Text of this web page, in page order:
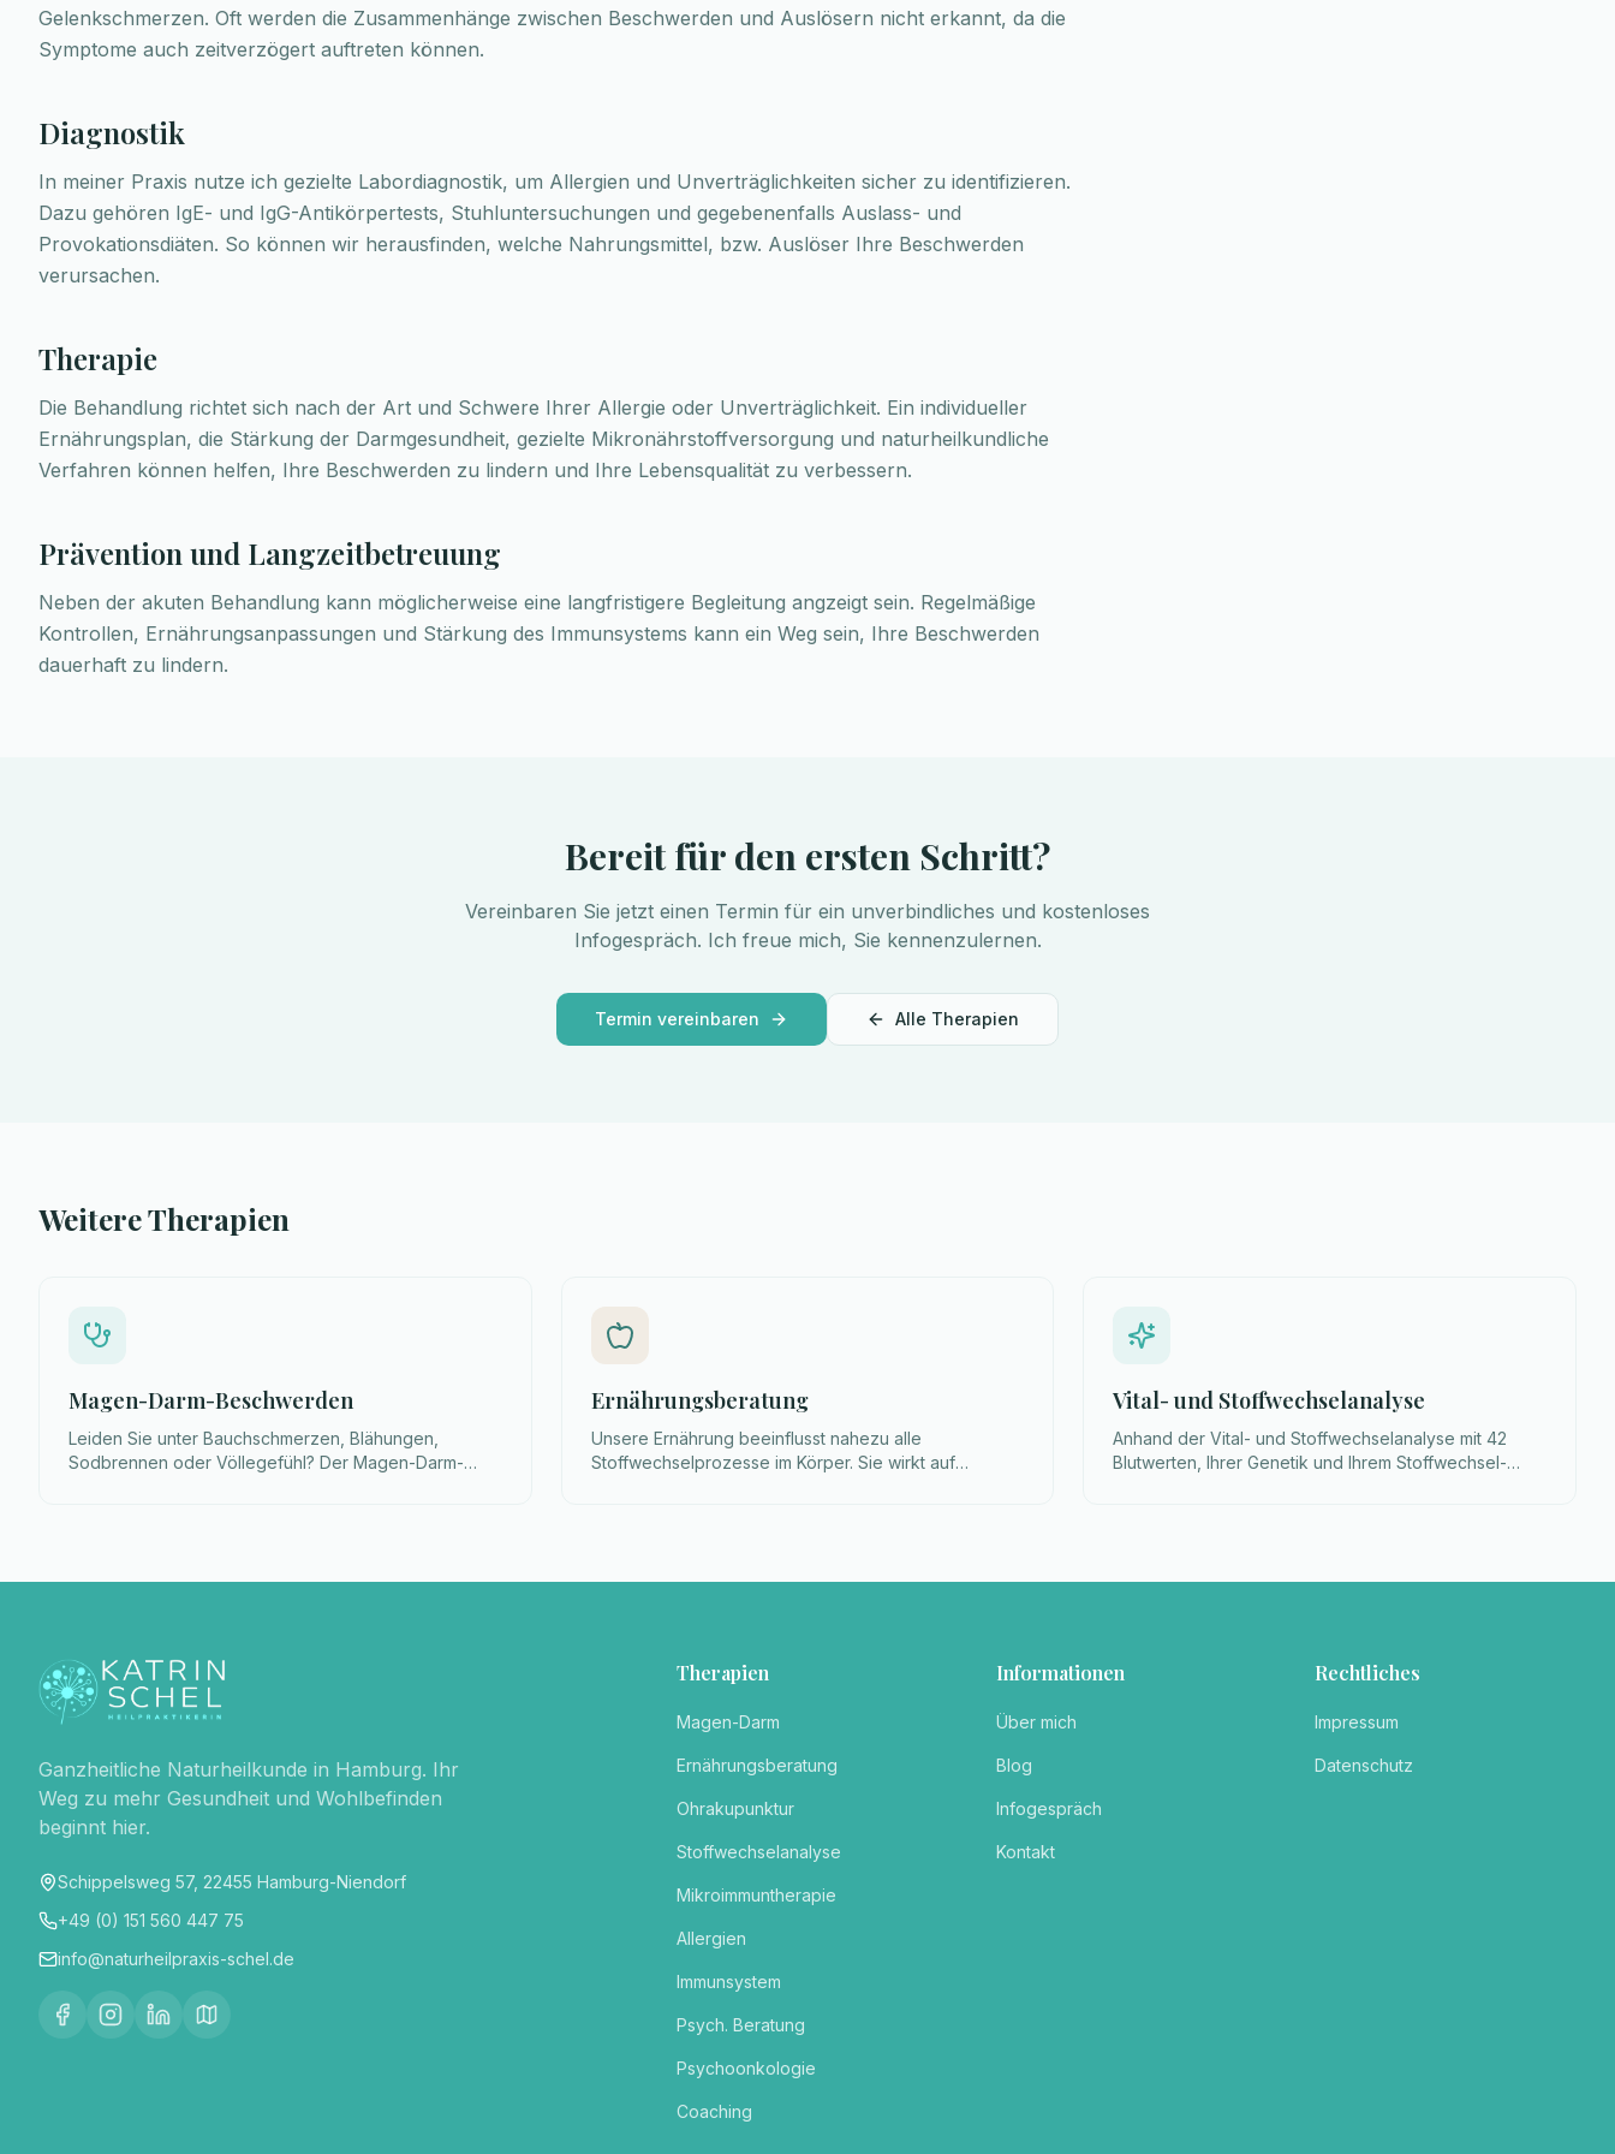
Gelenkschmerzen. Oft werden die Zusammenhänge zwischen Beschwerden und Auslösern nicht erkannt, da die
Symptome auch zeitverzögert auftreten können.
Diagnostik
In meiner Praxis nutze ich gezielte Labordiagnostik, um Allergien und Unverträglichkeiten sicher zu identifizieren.
Dazu gehören IgE- und IgG-Antikörpertests, Stuhluntersuchungen und gegebenenfalls Auslass- und
Provokationsdiäten. So können wir herausfinden, welche Nahrungsmittel, bzw. Auslöser Ihre Beschwerden
verursachen.
Therapie
Die Behandlung richtet sich nach der Art und Schwere Ihrer Allergie oder Unverträglichkeit. Ein individueller
Ernährungsplan, die Stärkung der Darmgesundheit, gezielte Mikronährstoffversorgung und naturheilkundliche
Verfahren können helfen, Ihre Beschwerden zu lindern und Ihre Lebensqualität zu verbessern.
Prävention und Langzeitbetreuung
Neben der akuten Behandlung kann möglicherweise eine langfristigere Begleitung angzeigt sein. Regelmäßige
Kontrollen, Ernährungsanpassungen und Stärkung des Immunsystems kann ein Weg sein, Ihre Beschwerden
dauerhaft zu lindern.
Bereit für den ersten Schritt?
Vereinbaren Sie jetzt einen Termin für ein unverbindliches und kostenloses
Infogespräch. Ich freue mich, Sie kennenzulernen.
Termin vereinbaren Alle Therapien
Weitere Therapien
Magen-Darm-Beschwerden
Leiden Sie unter Bauchschmerzen, Blähungen,
Sodbrennen oder Völlegefühl? Der Magen-Darm-
Ernährungsberatung
Unsere Ernährung beeinflusst nahezu alle
Stoffwechselprozesse im Körper. Sie wirkt auf
Vital- und Stoffwechselanalyse
Anhand der Vital- und Stoffwechselanalyse mit 42
Blutwerten, Ihrer Genetik und Ihrem Stoffwechsel-
Ganzheitliche Naturheilkunde in Hamburg. Ihr
Weg zu mehr Gesundheit und Wohlbefinden
beginnt hier.
Schippelsweg 57, 22455 Hamburg-Niendorf
+49 (0) 151 560 447 75
info@naturheilpraxis-schel.de
Therapien
Magen-Darm
Ernährungsberatung
Ohrakupunktur
Stoffwechselanalyse
Mikroimmuntherapie
Allergien
Immunsystem
Psych. Beratung
Psychoonkologie
Coaching
Informationen
Über mich
Blog
Infogespräch
Kontakt
Rechtliches
Impressum
Datenschutz